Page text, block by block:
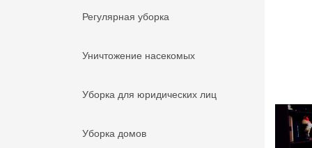
Регулярная уборка
Уничтожение насекомых
Уборка для юридических лиц
Уборка домов